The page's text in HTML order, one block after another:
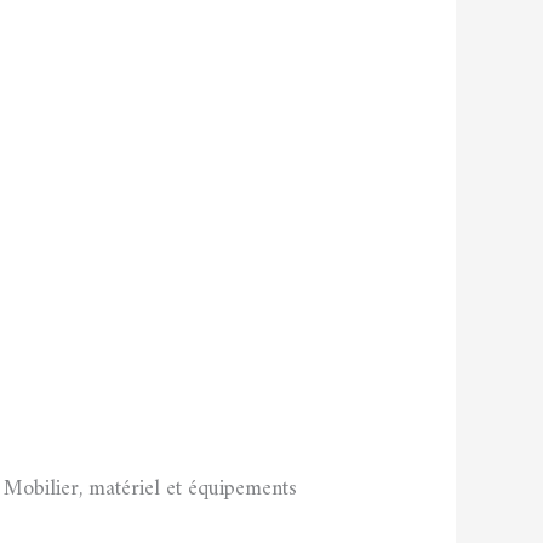
matériel et équipements